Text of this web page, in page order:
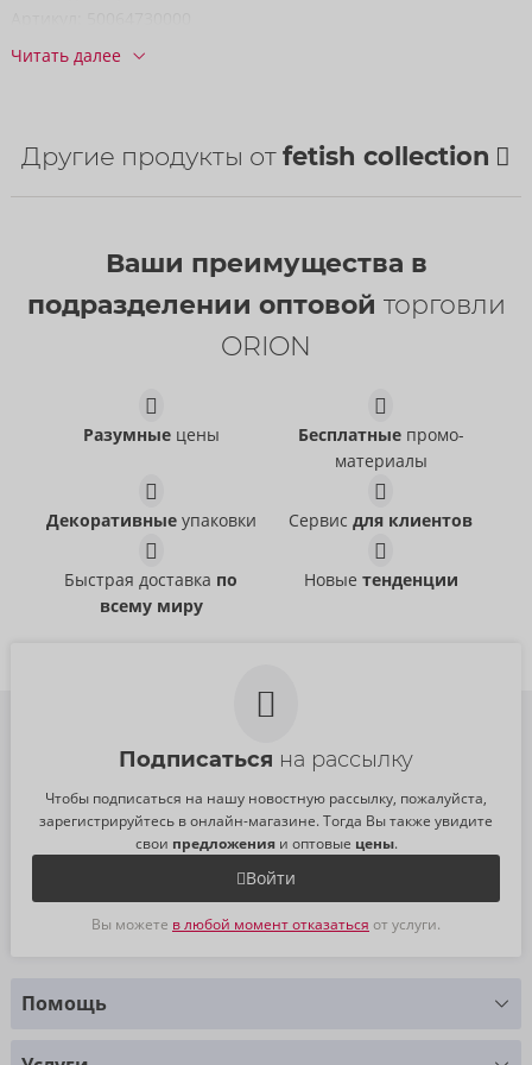
Штрихкод: 4024144676309 (EAN-13)
Доступность
Читать далее
Другие продукты от fetish collection
- ORION Brand
50054850000
Silver Single Pinwheel
fetish collection- ORION Brand
50039200000
24,95 €
Ваши преимущества в
подразделении оптовой торговли
ORION
Разумныецены Бесплатныепромо-
материалы
Декоративныеупаковки Сервисдля клиентов
Быстрая доставка по
всему миру
Новые тенденции
Подписаться на рассылку
Чтобы подписаться на нашу новостную рассылку, пожалуйста,
зарегистрируйтесь в онлайн-магазине. Тогда Вы также увидите
свои предложенияи оптовые цены.
Войти
Вы можете в любой момент отказаться от услуги.
Помощь